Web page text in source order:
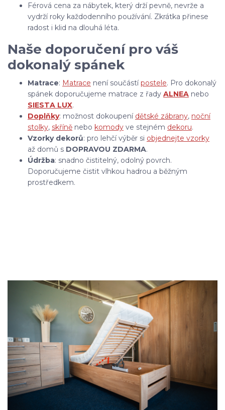
Férová cena za nábytek, který drží pevně, nevrže a
vydrží roky každodenního používání. Zkrátka přinese
radost i klid na dlouhá léta.
Naše doporučení pro váš
dokonalý spánek
Matrace: Matrace není součástípostele. Pro dokonalý
spánek doporučujeme matrace z řady ALNEA nebo
SIESTA LUX.
Doplňky: možnost dokoupení dětské zábrany, noční
stolky, skříně nebo komody ve stejném dekoru.
Vzorky dekorů: pro lehčí výběr si objednejte vzorky
až domů s DOPRAVOU ZDARMA.
Údržba: snadno čistitelný, odolný povrch.
Doporučujeme čistit vlhkou hadrou a běžným
prostředkem.